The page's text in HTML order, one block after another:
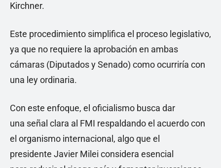
Kirchner.
Este procedimiento simplifica el proceso legislativo,
ya que no requiere la aprobación en ambas
cámaras (Diputados y Senado) como ocurriría con
una ley ordinaria.
Con este enfoque, el oficialismo busca dar
una señal clara al FMI respaldando el acuerdo con
el organismo internacional, algo que el
presidente Javier Milei considera esencial